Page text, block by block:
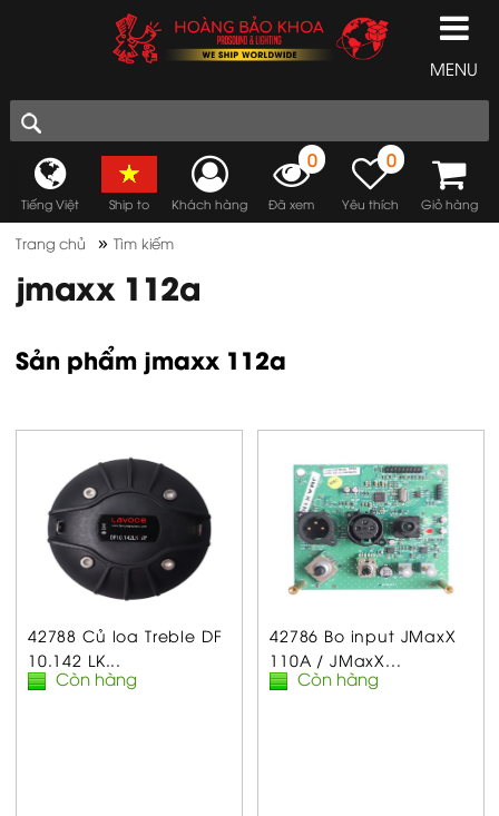
MENU
Tiếng Việt Ship to Khách hàng
0
Đã xem
0
Yêu thích Giỏ hàng
Trang chủ »Tìm kiếm
jmaxx 112a
Sản phẩm jmaxx 112a
42788 Củ loa Treble DF
10.142 LK...
Còn hàng
42786 Bo input JMaxX
110A / JMaxX...
Còn hàng